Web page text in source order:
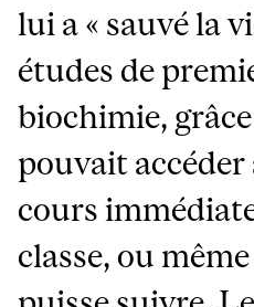
lui a « sauvé la
études de
biochimie,
pouvait
cours
classe, ou